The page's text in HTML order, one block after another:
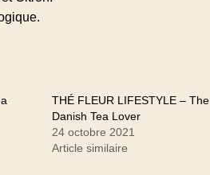
THÉ FLEUR LIFESTYLE – The
Danish Tea Lover
24 octobre 2021
Article similaire